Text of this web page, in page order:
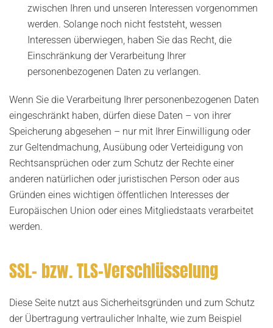
zwischen Ihren und unseren Interessen vorgenommen
werden. Solange noch nicht feststeht, wessen
Interessen überwiegen, haben Sie das Recht, die
Einschränkung der Verarbeitung Ihrer
personenbezogenen Daten zu verlangen.
Wenn Sie die Verarbeitung Ihrer personenbezogenen Daten
eingeschränkt haben, dürfen diese Daten – von ihrer
Speicherung abgesehen – nur mit Ihrer Einwilligung oder
zur Geltendmachung, Ausübung oder Verteidigung von
Rechtsansprüchen oder zum Schutz der Rechte einer
anderen natürlichen oder juristischen Person oder aus
Gründen eines wichtigen öffentlichen Interesses der
Europäischen Union oder eines Mitgliedstaats verarbeitet
werden.
SSL- bzw. TLS-Verschlüsselung
Diese Seite nutzt aus Sicherheitsgründen und zum Schutz
der Übertragung vertraulicher Inhalte, wie zum Beispiel